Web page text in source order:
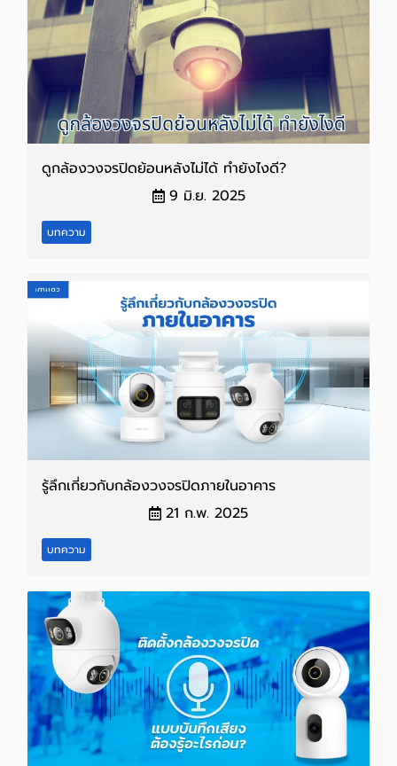
ดูกล้องวงจรปิดย้อนหลังไม่ได้ ทำยังไงดี?
9 มิ.ย. 2025
บทความ
รู้ลึกเกี่ยวกับกล้องวงจรปิดภายในอาคาร
21 ก.พ. 2025
บทความ